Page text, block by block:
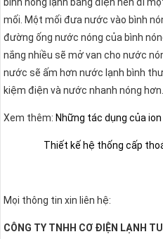
mối. Một mối đưa nước vào bình
đường ống nước nóng của bình
nắng nhiều sẽ mở van cho nước
nước sẽ ấm hơn nước lạnh bình
kiệm điện và nước nhanh nóng hơn.
Xem thêm: Những tác dụng của
Thiết kế hệ thống cấp
Mọi thông tin xin liên hệ:
CÔNG TY TNHH CƠ ĐIỆN LẠNH